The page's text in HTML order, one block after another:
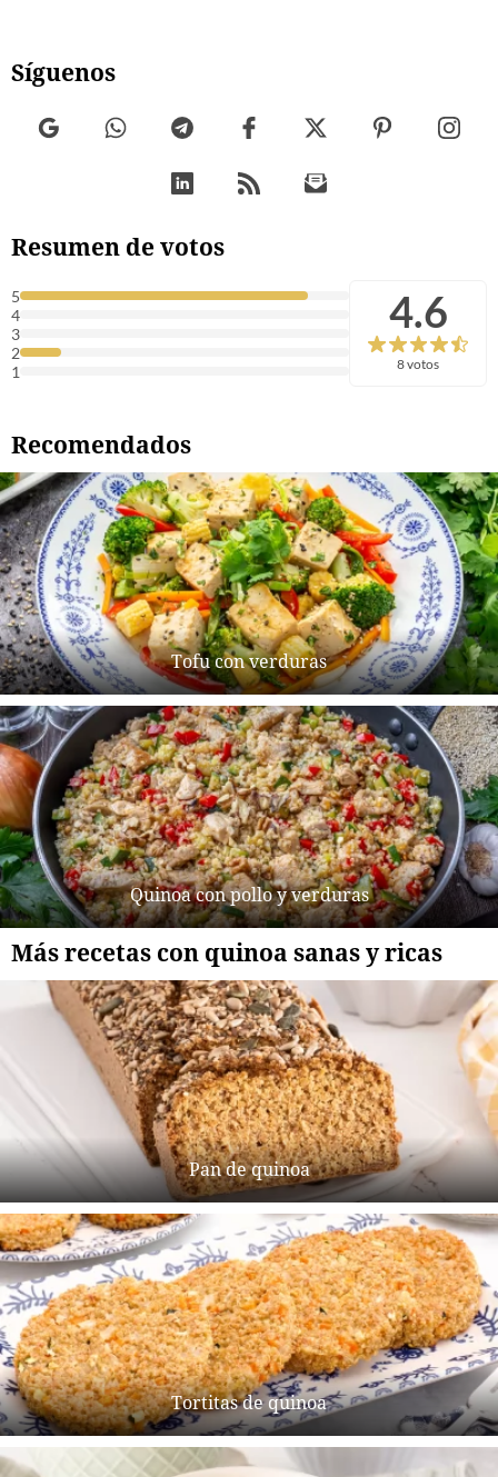
Síguenos
Resumen de votos
5
4
3
2
1
4.6
8 votos
Recomendados
Tofu con verduras
Quinoa con pollo y verduras
Más recetas con quinoa sanas y ricas
Pan de quinoa
Tortitas de quinoa